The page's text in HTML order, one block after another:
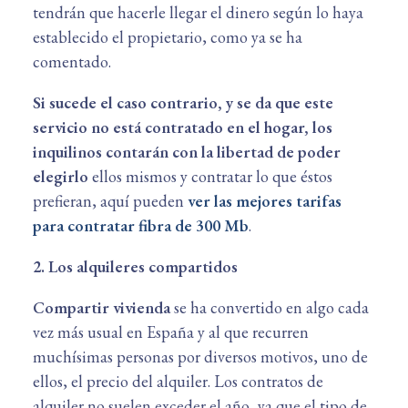
tendrán que hacerle llegar el dinero según lo haya
establecido el propietario, como ya se ha
comentado.
Si sucede el caso contrario, y se da que este
servicio no está contratado en el hogar, los
inquilinos contarán con la libertad de poder
elegirlo ellos mismos y contratar lo que éstos
prefieran, aquí pueden ver las mejores tarifas
para contratar fibra de 300 Mb.
2. Los alquileres compartidos
Compartir viviendase ha convertido en algo cada
vez más usual en España y al que recurren
muchísimas personas por diversos motivos, uno de
ellos, el precio del alquiler. Los contratos de